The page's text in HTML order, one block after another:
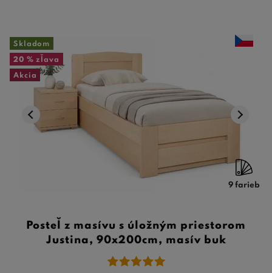
Skladom
20 % zľava
Akcia
9 farieb
Posteľ z masívu s úložným priestorom
Justina, 90x200cm, masív buk